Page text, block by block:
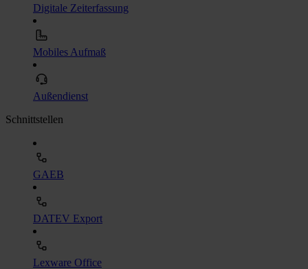
Digitale Zeiterfassung
Mobiles Aufmaß
Außendienst
Schnittstellen
GAEB
DATEV Export
Lexware Office